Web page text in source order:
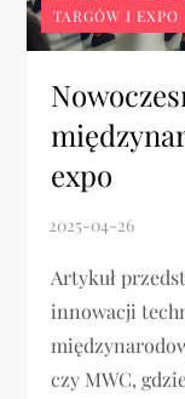
TARGÓW I EXPO
expo
Artykuł
innowacji
czy MWC,